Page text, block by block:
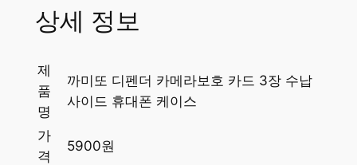
상세 정보
제
품
명
까미또 디펜더 카메라보호 카드 3장 수납
사이드 휴대폰 케이스
가
격
5900원